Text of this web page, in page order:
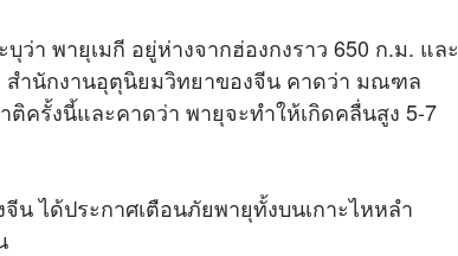
า พายุเมกี อยู่ห่างจากฮ่องกงราว 650 ก.ม. และ
สำนักงานอุตุนิยมวิทยาของจีน คาดว่า มณฑล
ครั้งนี้และคาดว่า พายุจะทำให้เกิดคลื่นสูง 5-7
ได้ประกาศเตือนภัยพายุทั้งบนเกาะไหหลำ